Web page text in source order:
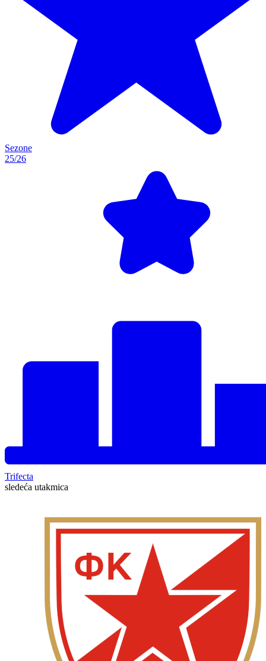
Sezone
25/26
Trifecta
sledeća utakmica